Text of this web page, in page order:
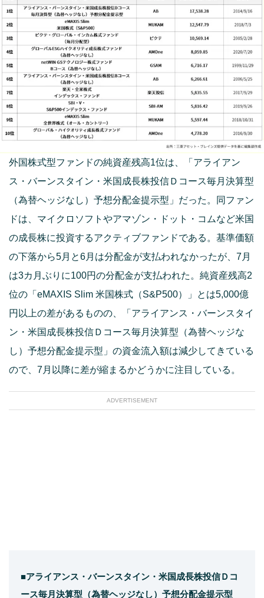
外国株式型ファンドの純資産残高1位は、「アライアン
ス・バーンスタイン・米国成長株投信Ｄコース毎月決算型
（為替ヘッジなし）予想分配金提示型」だった。同ファン
ドは、マイクロソフトやアマゾン・ドット・コムなど米国
の成長株に投資するアクティブファンドである。基準価額
の下落から5月と6月は分配金が支払われなかったが、7月
は3カ月ぶりに100円の分配金が支払われた。純資産残高2
位の「eMAXIS Slim 米国株式（S&P500）」とは5,000億
円以上の差があるものの、「アライアンス・バーンスタイ
ン・米国成長株投信Ｄコース毎月決算型（為替ヘッジな
し）予想分配金提示型」の資金流入額は減少してきている
ので、7月以降に差が縮まるかどうかに注目している。
ADVERTISEMENT
■アライアンス・バーンスタイン・米国成長株投信Ｄコ
ース毎月決算型（為替ヘッジなし）予想分配金提示型